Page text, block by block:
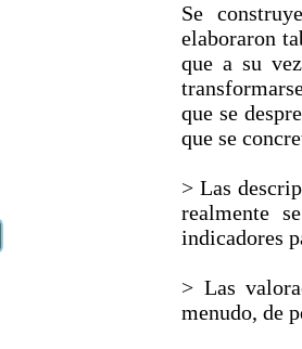
Se
elaboraron
que a su
que se
que se
> Las
realmente
indicadores
> Las
menudo, de